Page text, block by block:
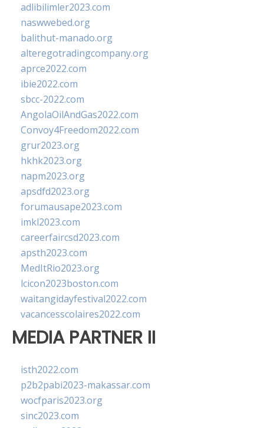
adlibilimler2023.com
naswwebed.org
balithut-manado.org
alteregotradingcompany.org
aprce2022.com
ibie2022.com
sbcc-2022.com
AngolaOilAndGas2022.com
Convoy4Freedom2022.com
grur2023.org
hkhk2023.org
napm2023.org
apsdfd2023.org
forumausape2023.com
imkl2023.com
careerfaircsd2023.com
apsth2023.com
MedItRio2023.org
lcicon2023boston.com
waitangidayfestival2022.com
vacancesscolaires2022.com
MEDIA PARTNER II
isth2022.com
p2b2pabi2023-makassar.com
wocfparis2023.org
sinc2023.com